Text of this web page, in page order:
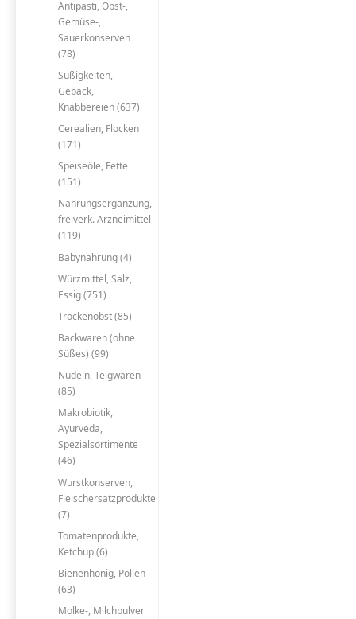
Antipasti, Obst-,
Gemüse-,
Sauerkonserven
(78)
Süßigkeiten,
Gebäck,
Knabbereien (637)
Cerealien, Flocken
(171)
Speiseöle, Fette
(151)
Nahrungsergänzung,
freiverk. Arzneimittel
(119)
Babynahrung (4)
Würzmittel, Salz,
Essig (751)
Trockenobst (85)
Backwaren (ohne
Süßes) (99)
Nudeln, Teigwaren
(85)
Makrobiotik,
Ayurveda,
Spezialsortimente
(46)
Wurstkonserven,
Fleischersatzprodukte
(7)
Tomatenprodukte,
Ketchup (6)
Bienenhonig, Pollen
(63)
Molke-, Milchpulver